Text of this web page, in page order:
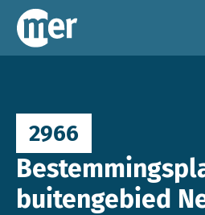
Commissie mer
2966
buitengebied